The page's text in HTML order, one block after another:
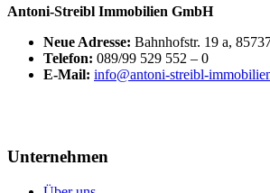
Antoni-Streibl Immobilien GmbH
Neue Adresse: Bahnhofstr. 19 a,
Telefon: 089/99 529 552 – 0
E-Mail: info@antoni-streibl-
Unternehmen